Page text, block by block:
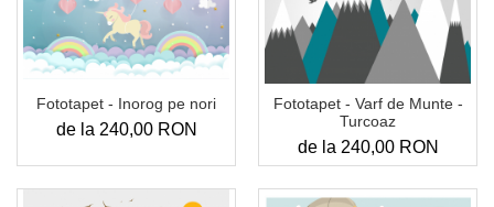
Fototapet - Inorog pe nori
de la 240,00 RON
Fototapet - Varf de Munte -
Turcoaz
de la 240,00 RON